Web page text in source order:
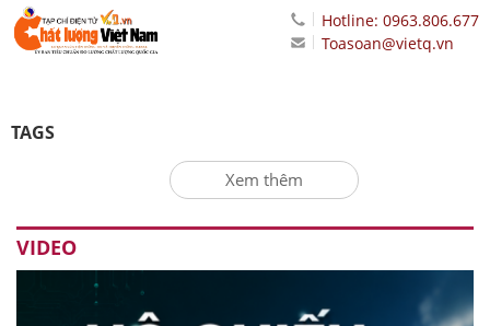
Hotline: 0963.806.677
Toasoan@vietq.vn
TAGS
Xem thêm
VIDEO